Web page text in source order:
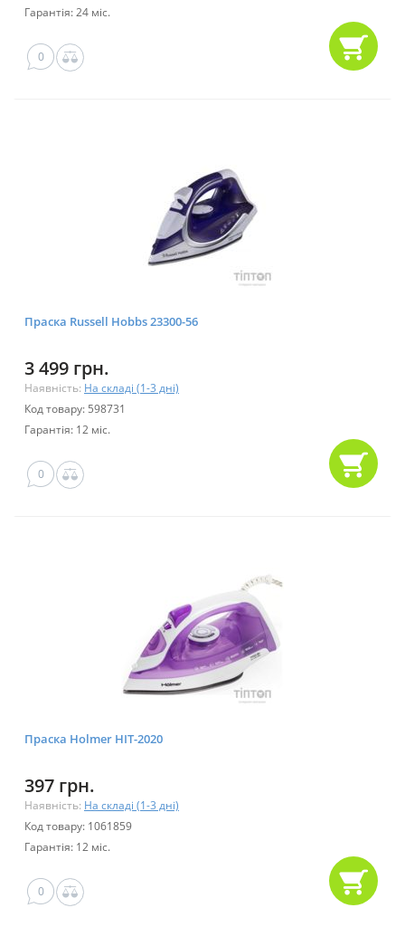
Гарантія: 24 міс.
0
Праска Russell Hobbs 23300-56
3 499 грн.
Наявність: На складі (1-3 дні)
Код товару: 598731
Гарантія: 12 міс.
0
Праска Holmer HIT-2020
397 грн.
Наявність: На складі (1-3 дні)
Код товару: 1061859
Гарантія: 12 міс.
0